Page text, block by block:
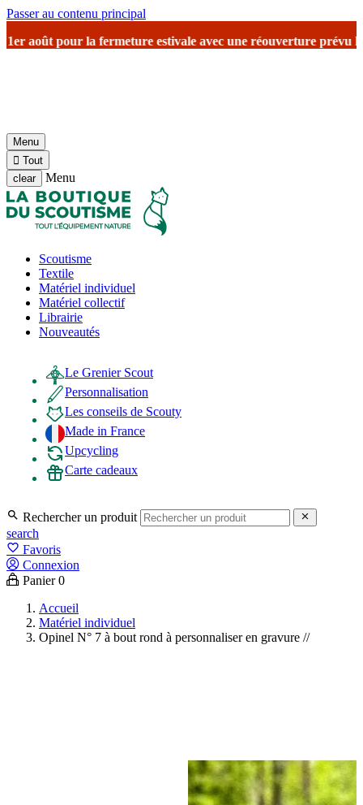
Passer au contenu principal
pour la fermeture estivaleavec une réouverture prévu le 17
Menu
 Tout
clear
Menu
Scoutisme
Textile
Matériel individuel
Matériel collectif
Librairie
Nouveautés
Le Grenier Scout
Personnalisation
Les conseils de Scouty
Made in France
Upcycling
Carte cadeaux
 Rechercher un produit 
search
favorite_border Favoris
Connexion
Panier 0
Accueil
Matériel individuel
Opinel N° 7 à bout rond à personnaliser en gravure //